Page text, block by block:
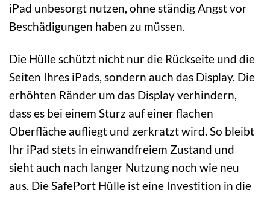
iPad unbesorgt nutzen, ohne ständig Angst vor
Beschädigungen haben zu müssen.
Die Hülle schützt nicht nur die Rückseite und die
Seiten Ihres iPads, sondern auch das Display. Die
erhöhten Ränder um das Display verhindern,
dass es bei einem Sturz auf einer flachen
Oberfläche aufliegt und zerkratzt wird. So bleibt
Ihr iPad stets in einwandfreiem Zustand und
sieht auch nach langer Nutzung noch wie neu
aus. Die SafePort Hülle ist eine Investition in die